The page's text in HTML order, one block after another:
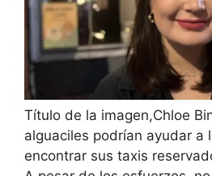
Título de la imagen,Chloe
alguaciles podrían ayudar a
encontrar sus taxis